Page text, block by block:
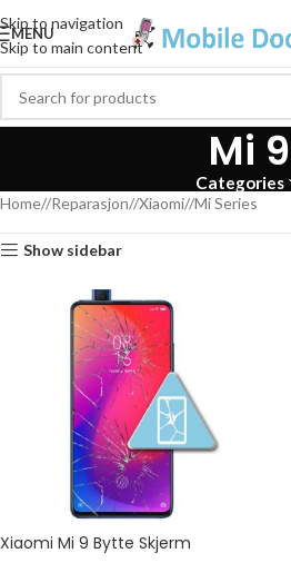
Skip to navigation
Skip to main content
MENU
Mi 9
Categories
Home/ Reparasjon/ Xiaomi/ Mi Series
Show sidebar
Xiaomi Mi 9 Bytte Skjerm